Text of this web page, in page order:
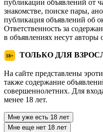
публикации объявлений от
знакомстве, поиске пары,
публикация объявлений об
Ответственность за
в объявлениях несут авторы
18+ ТОЛЬКО ДЛЯ
На сайте представлены
также содержание
совершеннолетних. Для
менее 18 лет.
Мне уже есть 18 лет
Мне еще нет 18 лет